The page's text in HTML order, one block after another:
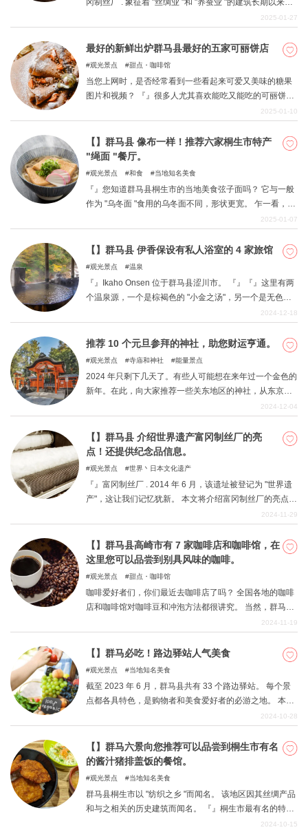
冈制丝厂 . 象征着 "丝绸业 "和 "养蚕业 "的建筑长期以来一
直支撑着日本的发展，现在仍保持着原来的运行状态。 富
景点，参观完富冈制丝厂后，何不来一次 "美食之旅 "呢？
富冈制丝厂附近有许多美味佳肴。 本期介绍精心挑选的八
2025-01-27
最好的新鲜出炉群马县最好的五家可丽饼店
观光景点 甜点・咖啡馆
当您上网时，是否经常看到一些看起来可爱又美味的糖果
图片和视频？ 『』很多人尤其喜欢能吃又能吃的可丽饼。
本文将介绍群马县的几家最佳可丽饼店。 我们精心挑选了
2025-01-10
【】群马县 像布一样！推荐六家桐生市特产
"绳面 "餐厅。
观光景点 和食 当地知名美食
『』您知道群马县桐生市的当地美食弦子面吗？ 它与一般
作为 "乌冬面 "食用的乌冬面不同，形状更宽。 乍一看，它
就像一块布，因此，它已成为一种著名的特色美食，因其
荐几家可以品尝到这种线面的餐厅。
2025-01-07
【】群马县 伊香保设有私人浴室的 4 家旅馆
观光景点 温泉
『』Ikaho Onsen 位于群马县涩川市。 『』『』这里有两
个温泉源，一个是棕褐色的 "小金之汤"，另一个是无色透
明的 "白根之汤"。 石阶街两旁的商店可以吃喝玩乐，是一
地，但也有多种说法。 如果您住在伊香保，您一定想在温
泉里泡个澡，放松一下。 本文概述了 "带私人浴室的旅
2024-12-18
推荐 10 个元旦参拜的神社，助您财运亨通。
观光景点 寺庙和神社 能量景点
2024 年只剩下几天了。有些人可能想在来年过一个金色的
新年。在此，向大家推荐一些关东地区的神社，从东京都
内前往非常方便，对提升财运大有裨益。元旦期间，让我
2024-12-04
【】群马县 介绍世界遗产富冈制丝厂的亮
点！还提供纪念品信息。
观光景点 世界丶日本文化遗产
『』富冈制丝厂 . 2014 年 6 月，该遗址被登记为 "世界遗
产"，这让我们记忆犹新。 本文将介绍富冈制丝厂的亮点，
包括它是什么以及它曾是什么样的设施。 有关纪念品的信
2024-11-29
【】群马县高崎市有 7 家咖啡店和咖啡馆，在
这里您可以品尝到别具风味的咖啡。
观光景点 甜点・咖啡馆
咖啡爱好者们，你们最近去咖啡店了吗？ 全国各地的咖啡
店和咖啡馆对咖啡豆和冲泡方法都很讲究。 当然，群马县
也有很多让咖啡爱好者疯狂的咖啡店。 本报告将专门介绍
您可以利用它来参观咖啡店和咖啡馆。
2024-11-19
【】群马必吃！路边驿站人气美食
观光景点 当地知名美食
截至 2023 年 6 月，群马县共有 33 个路边驿站。 每个景
点都各具特色，是购物者和美食爱好者的必游之地。 本
期，我们将重点介绍可以吃到特别 "美味 "食物的路边小
2024-10-28
【】群马六景向您推荐可以品尝到桐生市有名
的酱汁猪排盖饭的餐馆。
观光景点 当地知名美食
群马县桐生市以 "纺织之乡 "而闻名。 该地区因其丝绸产品
和与之相关的历史建筑而闻名。 『』桐生市最有名的特色
美食之一是酱汁葛炸面。 在桐生市，标准菜肴是用米饭和
2024-10-15